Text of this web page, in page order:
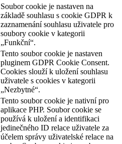
Soubor cookie je nastaven na
základě souhlasu s cookie GDPR k
zaznamenání souhlasu uživatele pro
soubory cookie v kategorii
„Funkční“.
Tento soubor cookie je nastaven
pluginem GDPR Cookie Consent.
Cookies slouží k uložení souhlasu
uživatele s cookies v kategorii
„Nezbytné“.
Tento soubor cookie je nativní pro
aplikace PHP. Soubor cookie se
používá k uložení a identifikaci
jedinečného ID relace uživatele za
účelem správy uživatelské relace na